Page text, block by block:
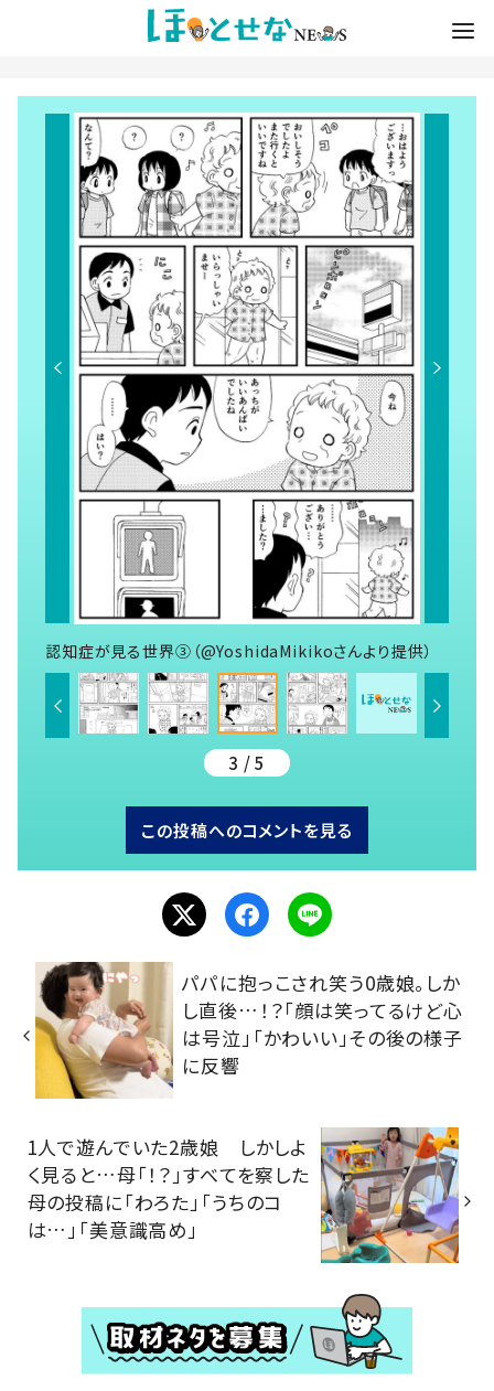
認知症が見る世界③（@YoshidaMikikoさんより提供）
3 / 5
この投稿へのコメントを見る
パパに抱っこされ笑う0歳娘。しか
し直後…！？「顔は笑ってるけど心
は号泣」「かわいい」その後の様子
に反響
1人で遊んでいた2歳娘 しかしよ
く見ると…母「！？」すべてを察した
母の投稿に「わろた」「うちのコ
は…」「美意識高め」